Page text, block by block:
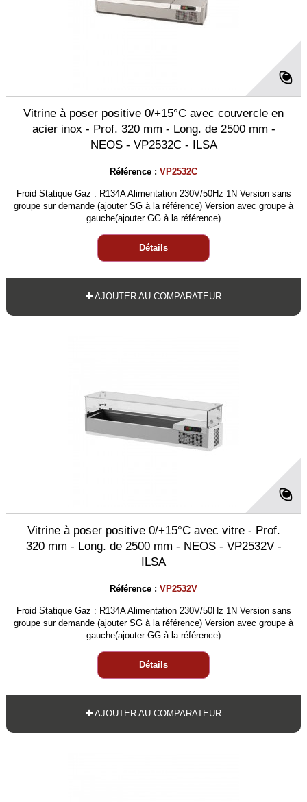
Vitrine à poser positive 0/+15°C avec couvercle en
acier inox - Prof. 320 mm - Long. de 2500 mm -
NEOS - VP2532C - ILSA
Référence : VP2532C
Froid Statique Gaz : R134A Alimentation 230V/50Hz 1N Version sans
groupe sur demande (ajouter SG à la référence) Version avec groupe à
gauche(ajouter GG à la référence)
Détails
AJOUTER AU COMPARATEUR
Vitrine à poser positive 0/+15°C avec vitre - Prof.
320 mm - Long. de 2500 mm - NEOS - VP2532V -
ILSA
Référence : VP2532V
Froid Statique Gaz : R134A Alimentation 230V/50Hz 1N Version sans
groupe sur demande (ajouter SG à la référence) Version avec groupe à
gauche(ajouter GG à la référence)
Détails
AJOUTER AU COMPARATEUR